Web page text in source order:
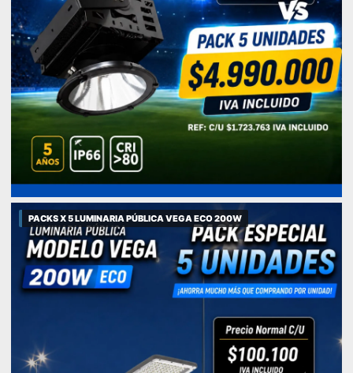
PACKS X 5 LUMINARIA PÚBLICA VEGA ECO 200W